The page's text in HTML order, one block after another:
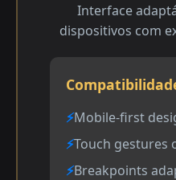
Interface
dispositivos com
Mobile-first
Touch gestures
Breakpoints